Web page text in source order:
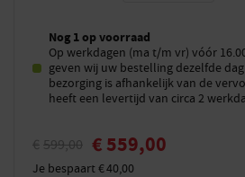
Nog 1 op voorraad
Op werkdagen (ma t/m vr) vóór
geven wij uw bestelling dezelfde
bezorging is afhankelijk van de
heeft een levertijd van circa 2
€ 599,00 € 559,00
Je bespaart€40,00